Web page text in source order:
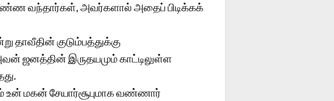
வந்தார்கள், அவர்களால் அதைப் பிடிக்கக்
தாவீதின் குடும்பத்துக்கு
ஜனத்தின் இருதயமும் காட்டிலுள்ள
உன் மகன் சேயார்சூபுமாக வண்ணார்